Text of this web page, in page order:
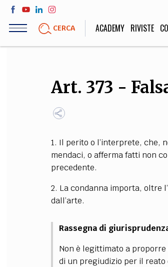
Salta
contenuto
CERCA ACADEMY RIVISTE
LIFE STYLE
Sport, Cucina, Viaggi,
Moda
Art. 373 -
1. Il perito o l’interprete, che,
mendaci, o afferma fatti non
precedente.
2. La condanna importa, oltre
dall’arte.
Rassegna di
Non è legittimato a
di un pregiudizio per il reato